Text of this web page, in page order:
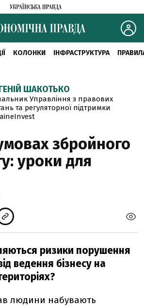
КОЛОНКИ ІНФРАСТРУКТУРА
ШАКОТЬКО
Управління з правових
та регуляторної підтримки
збройного
уроки для
ризики порушення
ведення бізнесу на
людини набувають